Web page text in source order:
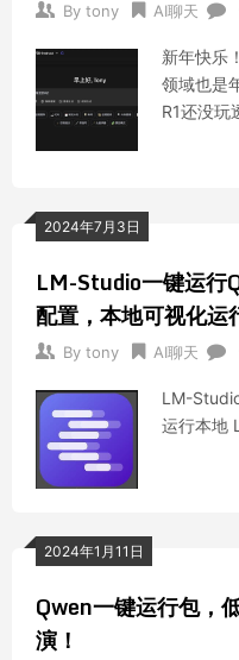
By tony AI聊天
新年快乐
领域也是
R1还没
2024年7月3日
LM-Studio一键运行
配置，本地可视化运
By tony AI聊天
LM-
运行本地
2024年1月11日
Qwen一键运行包，
演！